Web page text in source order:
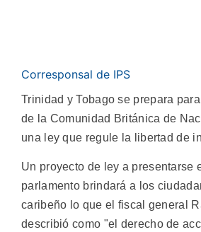
Corresponsal de IPS
Trinidad y Tobago se prepara
de la Comunidad Británica de
una ley que regule la libertad de
Un proyecto de ley a presentarse
parlamento brindará a los
caribeño lo que el fiscal general
describió como "el derecho de